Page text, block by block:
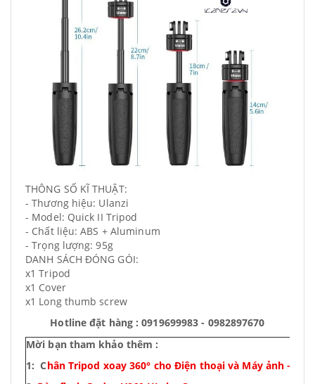
THÔNG SỐ KĨ THUẬT:
- Thương hiệu: Ulanzi
- Model: Quick II Tripod
- Chất liệu: ABS + Aluminum
- Trọng lượng: 95g
DANH SÁCH ĐÓNG GÓI:
x1 Tripod
x1 Cover
x1 Long thumb screw
Hotline đặt hàng : 0919699983 - 0982897670
Mời bạn tham khảo thêm :
1: Chân Tripod xoay 360° cho Điện thoại và Máy ảnh –